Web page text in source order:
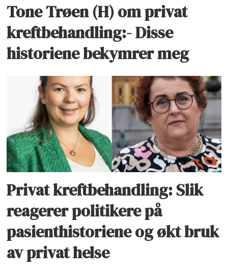
Tone Trøen (H) om privat
kreftbehandling:- Disse
historiene bekymrer meg
Privat kreftbehandling: Slik
reagerer politikere på
pasienthistoriene og økt bruk
av privat helse